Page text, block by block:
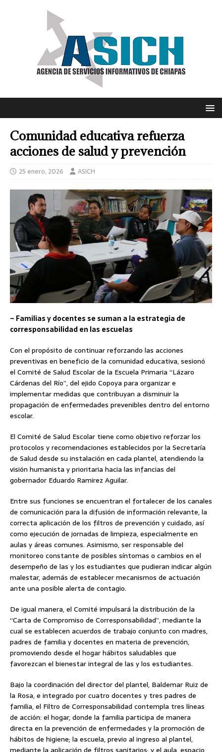
Comunidad educativa refuerza
acciones de salud y prevención
25 enero, 2026 ASICH
– Familias y docentes se suman a la estrategia de
corresponsabilidad en las escuelas
Con el propósito de continuar reforzando las acciones
preventivas en beneficio de la comunidad educativa, sesionó
el Comité de Salud Escolar de la Escuela Primaria “Lázaro
Cárdenas del Río”, del ejido Copoya para organizar e
implementar medidas que contribuyan a disminuir la
propagación de enfermedades prevenibles dentro del entorno
escolar.
El Comité de Salud Escolar tiene como objetivo reforzar los
protocolos y recomendaciones establecidos por la Secretaría
de Salud desde su instalación en cada plantel, atendiendo la
visión humanista y prioritaria hacia las infancias del
gobernador Eduardo Ramirez Aguilar.
Entre sus funciones se encuentran el fortalecer de los canales
de comunicación para la difusión de información relevante, la
correcta aplicación de los filtros de prevención y cuidado, así
como ejecución de jornadas de limpieza, especialmente en
aulas y áreas comunes. Asimismo, ser responsable del
monitoreo constante de posibles síntomas o cambios en el
desempeño de las y los estudiantes que pudieran indicar algún
malestar, además de establecer mecanismos de actuación
ante una posible alerta de contagio.
De igual manera, el Comité impulsará la distribución de la
“Carta de Compromiso de Corresponsabilidad”, mediante la
cual se establecen acuerdos de trabajo conjunto con madres,
padres de familia y docentes en materia de prevención,
promoviendo desde el hogar hábitos saludables que
favorezcan el bienestar integral de las y los estudiantes.
Bajo la coordinación del director del plantel, Baldemar Ruiz de
la Rosa, e integrado por cuatro docentes y tres padres de
familia, el Filtro de Corresponsabilidad contempla tres líneas
de acción: el hogar, donde la familia participa de manera
directa en la prevención de enfermedades y la promoción de
hábitos de higiene; la escuela, previo al ingreso al plantel,